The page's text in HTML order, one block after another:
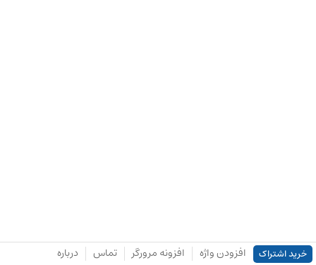
خرید اشتراک افزودن واژه افزونه مرورگر تماس درباره